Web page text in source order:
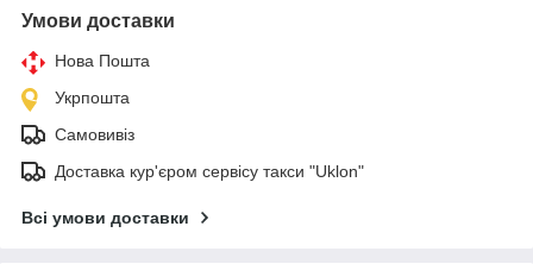
Умови доставки
Нова Пошта
Укрпошта
Самовивіз
Доставка кур'єром сервісу такси "Uklon"
Всі умови доставки